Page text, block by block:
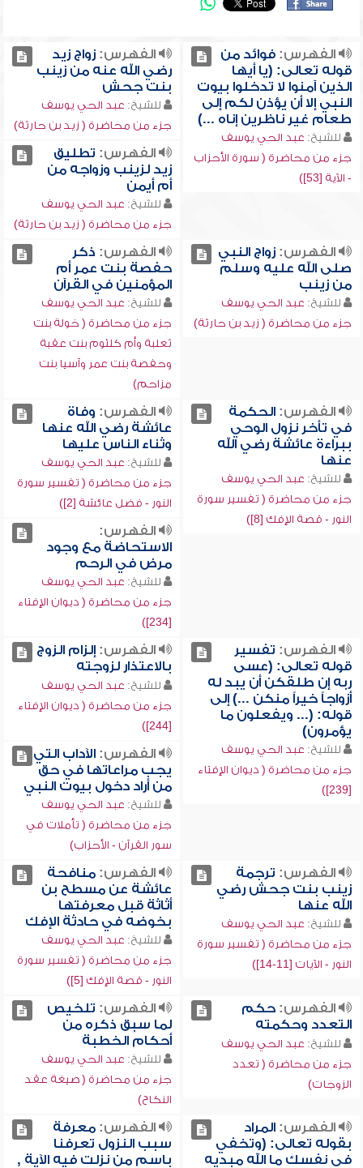
الفهرس:فوائد من
قوله تعالى: (يا أيها
الذين آمنوا لا تدخلوا بيوت
النبي إلا أن يؤذن لكم إلى
طعام غير ناظرين إناه ...)
للشيخ: عبد الحي يوسف
جزء من محاضرة ( سورة الأحزاب
- الآية [53])
الفهرس:زواج زيد
رضي الله عنه من زينب
بنت جحش
للشيخ: عبد الحي يوسف
جزء من محاضرة ( زيد بن حارثة)
الفهرس: تطليق
زيد لزينب وزواجه من
أم أيمن
للشيخ: عبد الحي يوسف
جزء من محاضرة ( زيد بن حارثة)
الفهرس:زواج النبي
صلى الله عليه وسلم
من زينب
للشيخ: عبد الحي يوسف
جزء من محاضرة ( زيد بن حارثة)
الفهرس: ذكر
حفصة بنت عمر أم
المؤمنين في القرآن
للشيخ: عبد الحي يوسف
جزء من محاضرة ( خولة بنت
ثعلبة وأم كلثوم بنت عقبة
وحفصة بنت عمر وآسيا بنت
مزاحم)
الفهرس:الحكمة
في تأخر نزول الوحي
ببراءة عائشة رضي الله
عنها
للشيخ: عبد الحي يوسف
جزء من محاضرة ( تفسير سورة
النور - قصة الإفك [8])
الفهرس: وفاة
عائشة رضي الله عنها
وثناء الناس عليها
للشيخ: عبد الحي يوسف
جزء من محاضرة ( تفسير سورة
النور - فضل عائشة [2])
الفهرس:
الاستحاضة مع وجود
مرض في الرحم
للشيخ: عبد الحي يوسف
جزء من محاضرة ( ديوان الإفتاء
[234])
الفهرس: تفسير
قوله تعالى: (عسى
ربه إن طلقكن أن يبد له
أزواجاً خيراً منكن ...) إلى
قوله: (... ويفعلون ما
يؤمرون)
للشيخ: عبد الحي يوسف
جزء من محاضرة ( ديوان الإفتاء
[239])
الفهرس:إلزام الزوج
بالاعتذار لزوجته
للشيخ: عبد الحي يوسف
جزء من محاضرة ( ديوان الإفتاء
[244])
الفهرس:الآداب التي
يجب مراعاتها في حق
من أراد دخول بيوت النبي
للشيخ: عبد الحي يوسف
جزء من محاضرة ( تأملات في
سور القرآن - الأحزاب)
الفهرس: ترجمة
زينب بنت جحش رضي
الله عنها
للشيخ: عبد الحي يوسف
جزء من محاضرة ( تفسير سورة
النور - الآيات [11-14])
الفهرس:منافحة
عائشة عن مسطح بن
أثاثة قبل معرفتها
بخوضه في حادثة الإفك
للشيخ: عبد الحي يوسف
جزء من محاضرة ( تفسير سورة
النور - قصة الإفك [5])
الفهرس:حكم
التعدد وحكمته
للشيخ: عبد الحي يوسف
جزء من محاضرة ( تعدد
الزوجات)
الفهرس: تلخيص
لما سبق ذكره من
أحكام الخطبة
للشيخ: عبد الحي يوسف
جزء من محاضرة ( صيغة عقد
النكاح)
الفهرس:المراد
بقوله تعالى: (وتخفي
في نفسك ما الله مبديه
الفهرس:معرفة
سبب النزول تعرفنا
باسم من نزلت فيه الآية ,